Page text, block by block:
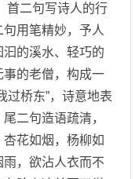
二句写诗人的行
用笔精妙，予人
的溪水、轻巧的
的老僧，构成一
过桥东”，诗意地表
二句造语疏清，
花如烟，杨柳如
，欲沾人衣而不